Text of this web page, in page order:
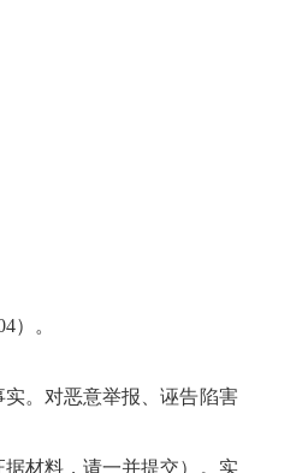
）。
。对恶意举报、诬告陷害
材料，请一并提交）。实